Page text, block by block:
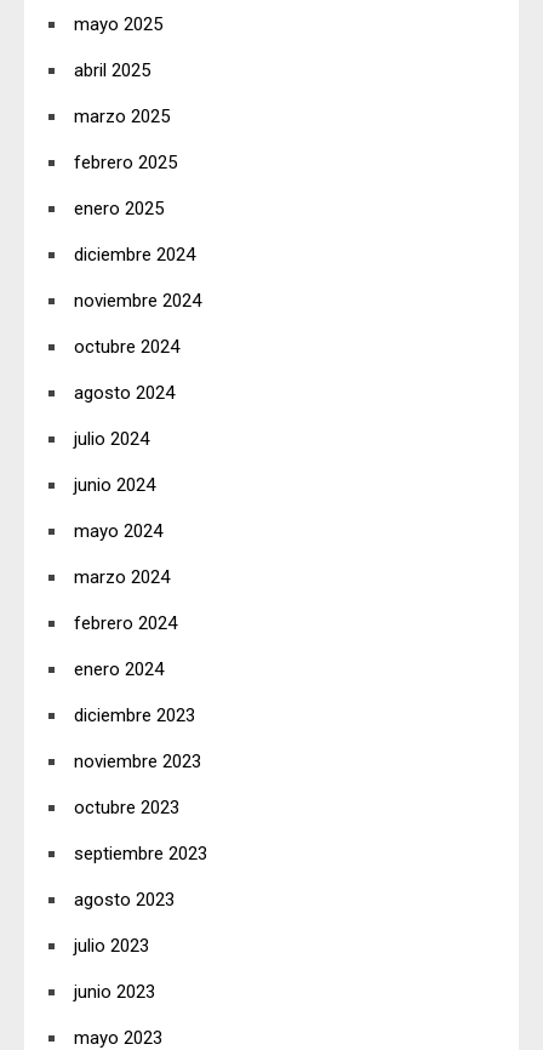
mayo 2025
abril 2025
marzo 2025
febrero 2025
enero 2025
diciembre 2024
noviembre 2024
octubre 2024
agosto 2024
julio 2024
junio 2024
mayo 2024
marzo 2024
febrero 2024
enero 2024
diciembre 2023
noviembre 2023
octubre 2023
septiembre 2023
agosto 2023
julio 2023
junio 2023
mayo 2023